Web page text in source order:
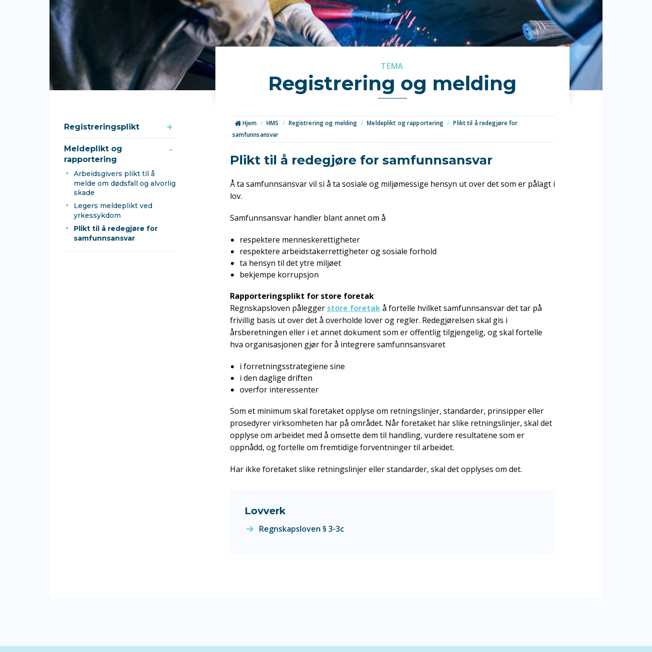
TEMA
Registrering og melding
Registreringsplikt
Meldeplikt og
rapportering
Arbeidsgivers plikt til å
melde om dødsfall og alvorlig
skade
Legers meldeplikt ved
yrkessykdom
Plikt til å redegjøre for
samfunnsansvar
Hjem / HMS / Registrering og melding / Meldeplikt og rapportering / Plikt til å redegjøre for
samfunnsansvar
Plikt til å redegjøre for samfunnsansvar
Å ta samfunnsansvar vil si å ta sosiale og miljømessige hensyn ut over det som er pålagt i
lov.
Samfunnsansvar handler blant annet om å
respektere menneskerettigheter
respektere arbeidstakerrettigheter og sosiale forhold
ta hensyn til det ytre miljøet
bekjempe korrupsjon
Rapporteringsplikt for store foretak
Regnskapsloven pålegger store foretakå fortelle hvilket samfunnsansvar det tar på
frivillig basis ut over det å overholde lover og regler. Redegjørelsen skal gis i
årsberetningen eller i et annet dokument som er offentlig tilgjengelig, og skal fortelle
hva organisasjonen gjør for å integrere samfunnsansvaret
i forretningsstrategiene sine
i den daglige driften
overfor interessenter
Som et minimum skal foretaket opplyse om retningslinjer, standarder, prinsipper eller
prosedyrer virksomheten har på området. Når foretaket har slike retningslinjer, skal det
opplyse om arbeidet med å omsette dem til handling, vurdere resultatene som er
oppnådd, og fortelle om fremtidige forventninger til arbeidet.
Har ikke foretaket slike retningslinjer eller standarder, skal det opplyses om det.
Lovverk
Regnskapsloven § 3-3c